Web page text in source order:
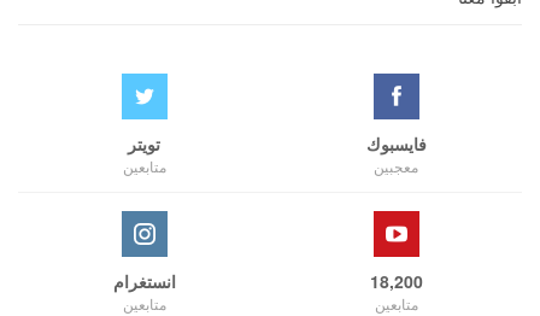
فايسبوك
معجبين
تويتر
متابعين
18,200
متابعين
انستغرام
متابعين